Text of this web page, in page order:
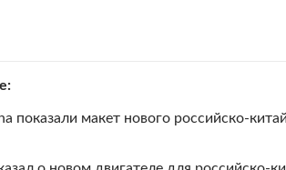
показали макет нового российско-